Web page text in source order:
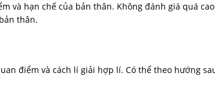
và hạn chế của bản thân. Không đánh giá quá
thân.
điểm và cách lí giải hợp lí. Có thể theo hướng